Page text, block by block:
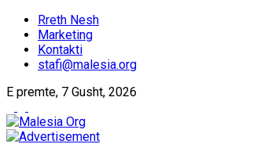
Rreth Nesh
Marketing
Kontakti
stafi@malesia.org
E premte, 7 Gusht, 2026